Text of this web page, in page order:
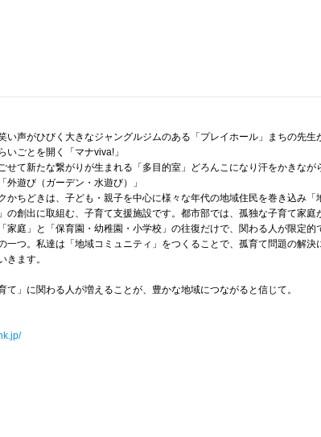
い声がひびく大きなジャングルジムのある「プレイホール」まちの先生
いごとを開く「マナviva!」
せて新たな繋がりが生まれる「多目的室」どろんこになり汗をかきなが
外遊び（ガーデン・水遊び）」
かちどきは、子ども・親子を中心に様々な年代の地域住民を巻き込み「
の創出に取組む、子育て支援施設です。都市部では、孤独な子育て家庭
家庭」と「保育園・幼稚園・小学校」の往復だけで、関わる人が限定的
一つ。私達は「地域コミュニティ」をつくることで、孤育て問題の解決
きます。
て」に関わる人が増えることが、豊かな地域につながると信じて。